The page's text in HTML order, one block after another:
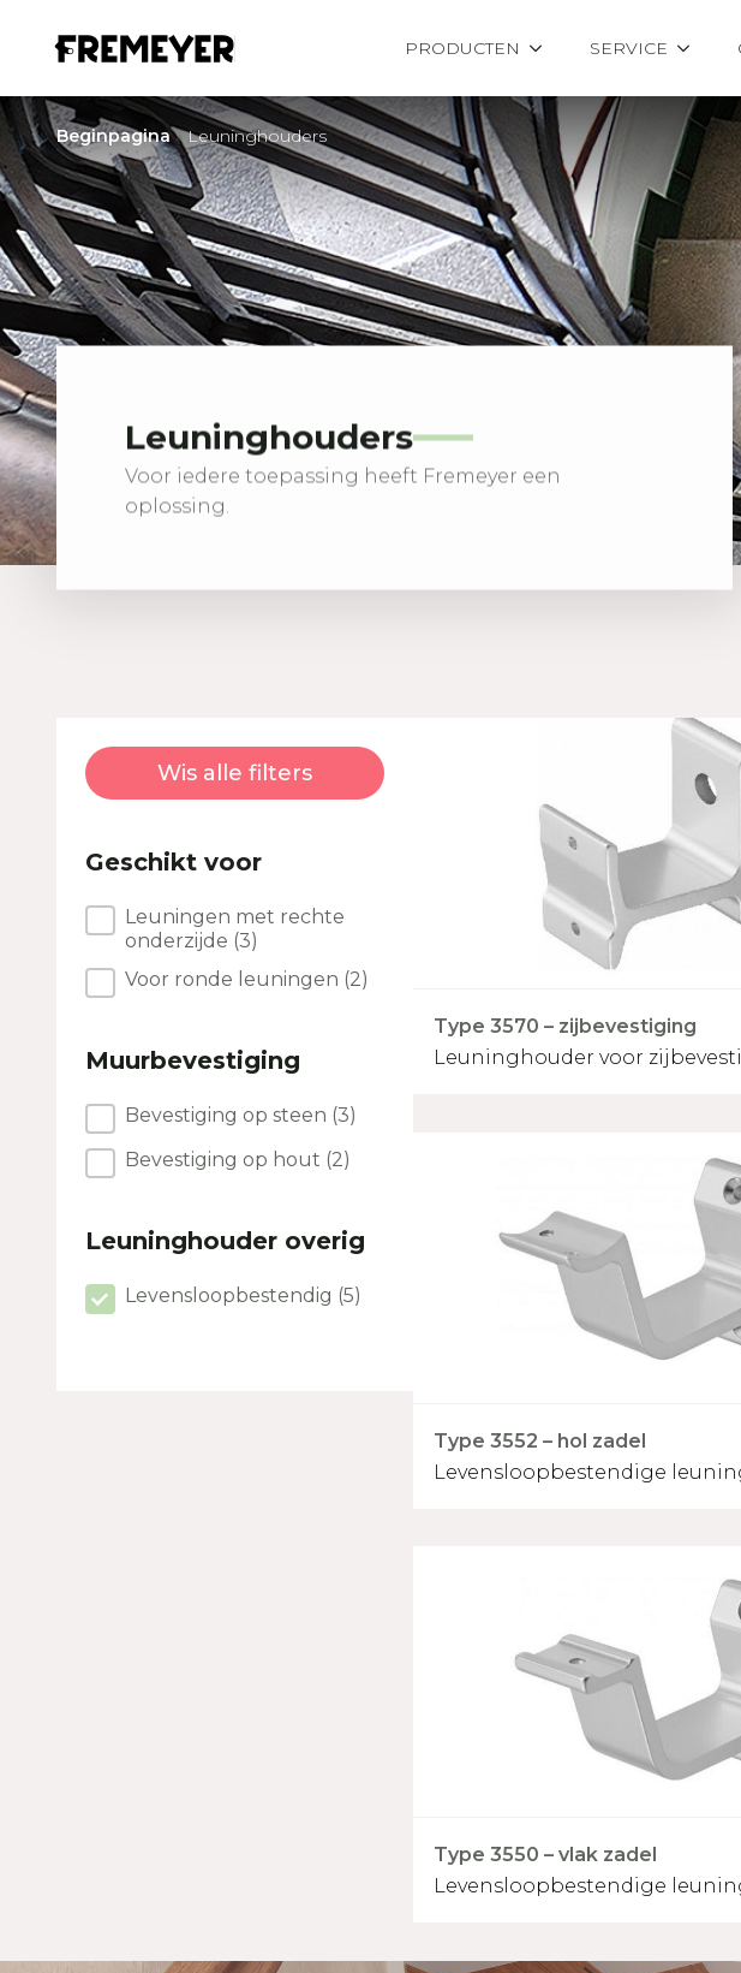
PRODUCTEN SERVICE
Beginpagina»Leuninghouders
Leuninghouders
Voor iedere toepassing heeft Fremeyer een
oplossing.
Wis alle filters
Geschikt voor
Geschikt voor
Leuningen met rechte
onderzijde (3)
Voor ronde leuningen (2)
Muurbevestiging
Muurbevestiging
Bevestiging op steen (3)
Bevestiging op hout (2)
Leuninghouder overig
Leuninghouder overig
Levensloopbestendig (5)
Type 3570 – zijbevestiging
Leuninghouder voor
Type 3552 – hol zadel
Levensloopbestendige
Type 3550 – vlak zadel
Levensloopbestendige